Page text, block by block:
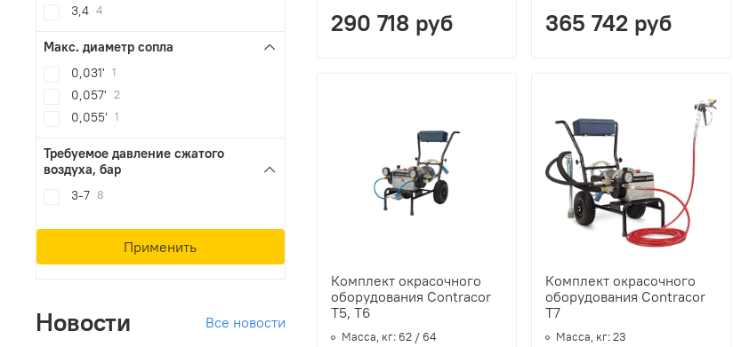
290 718 руб 365 742 руб
Комплект окрасочного
оборудования Contracor
T5, T6
Масса, кг: 62 / 64
Комплект окрасочного
оборудования Contracor
T7
Масса, кг:23
3,4 4
Макс. диаметр сопла
0,031' 1
0,057' 2
0,055' 1
Требуемое давление сжатого
воздуха, бар
3-7 8
Применить
Новости Все новости